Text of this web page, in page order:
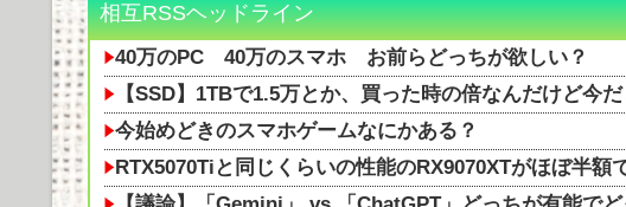
相互RSSヘッドライン
40万のPC 40万のスマホ お前らどっちが欲しい？
【SSD】1TBで1.5万とか、買った時の倍なんだけど今
今始めどきのスマホゲームなにかある？
RTX5070Tiと同じくらいの性能のRX9070XTがほぼ半額